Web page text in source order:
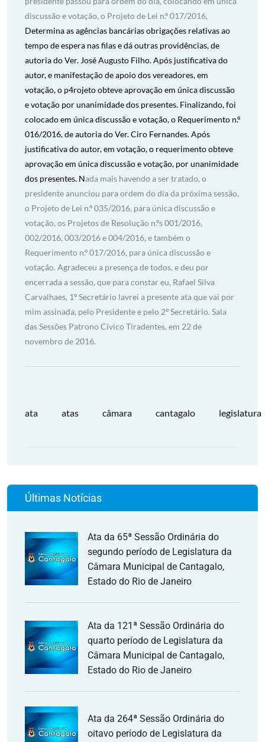
discussão e votação, o Projeto de Lei n.º 017/2016,
Determina as agências bancárias obrigações relativas ao
tempo de espera nas filas e dá outras providências, de
autoria do Ver. José Augusto Filho. Após justificativa do
autor, e manifestação de apoio dos vereadores, em
votação, o p4rojeto obteve aprovação em única discussão
e votação por unanimidade dos presentes. Finalizando, foi
colocado em única discussão e votação, o Requerimento n.º
016/2016, de autoria do Ver. Ciro Fernandes. Após
justificativa do autor, em votação, o requerimento obteve
aprovação em única discussão e votação, por unanimidade
dos presentes. Nada mais havendo a ser tratado, o
presidente anunciou para ordem do dia da próxima sessão,
o Projeto de Lei n.º 035/2016, para única discussão e
votação, os Projetos de Resolução n.ºs 001/2016,
002/2016, 003/2016 e 004/2016, e também o
Requerimento n.º 017/2016, para única discussão e
votação. Agradeceu a presença de todos, e deu por
encerrada a sessão, que para constar eu, Rafael Silva
Carvalhaes, 1º Secretário lavrei a presente ata que vai por
mim assinada, pelo Presidente e pelo 2º Secretário. Sala
das Sessões Patrono Cívico Tiradentes, em 22 de
novembro de 2016.
ata atas câmara cantagalo legislatura
Últimas Notícias
Ata da 65ª Sessão Ordinária do
segundo período de Legislatura da
Câmara Municipal de Cantagalo,
Estado do Rio de Janeiro
Ata da 121ª Sessão Ordinária do
quarto período de Legislatura da
Câmara Municipal de Cantagalo,
Estado do Rio de Janeiro
Ata da 264ª Sessão Ordinária do
oitavo período de Legislatura da